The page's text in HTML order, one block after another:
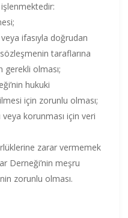
ifasıyla doğrudan
taraflarına
gerekli olması;
hukuki
için zorunlu olması;
veya korunması için veri
zarar vermemek
Derneği’nin meşru
zorunlu olması.